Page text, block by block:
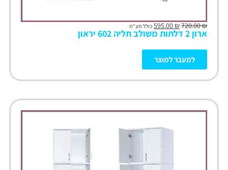
₪
720.00
₪ כולל מע"מ
ארון 2 דלתות משולב תליה 602 יראון
למעבר למוצר